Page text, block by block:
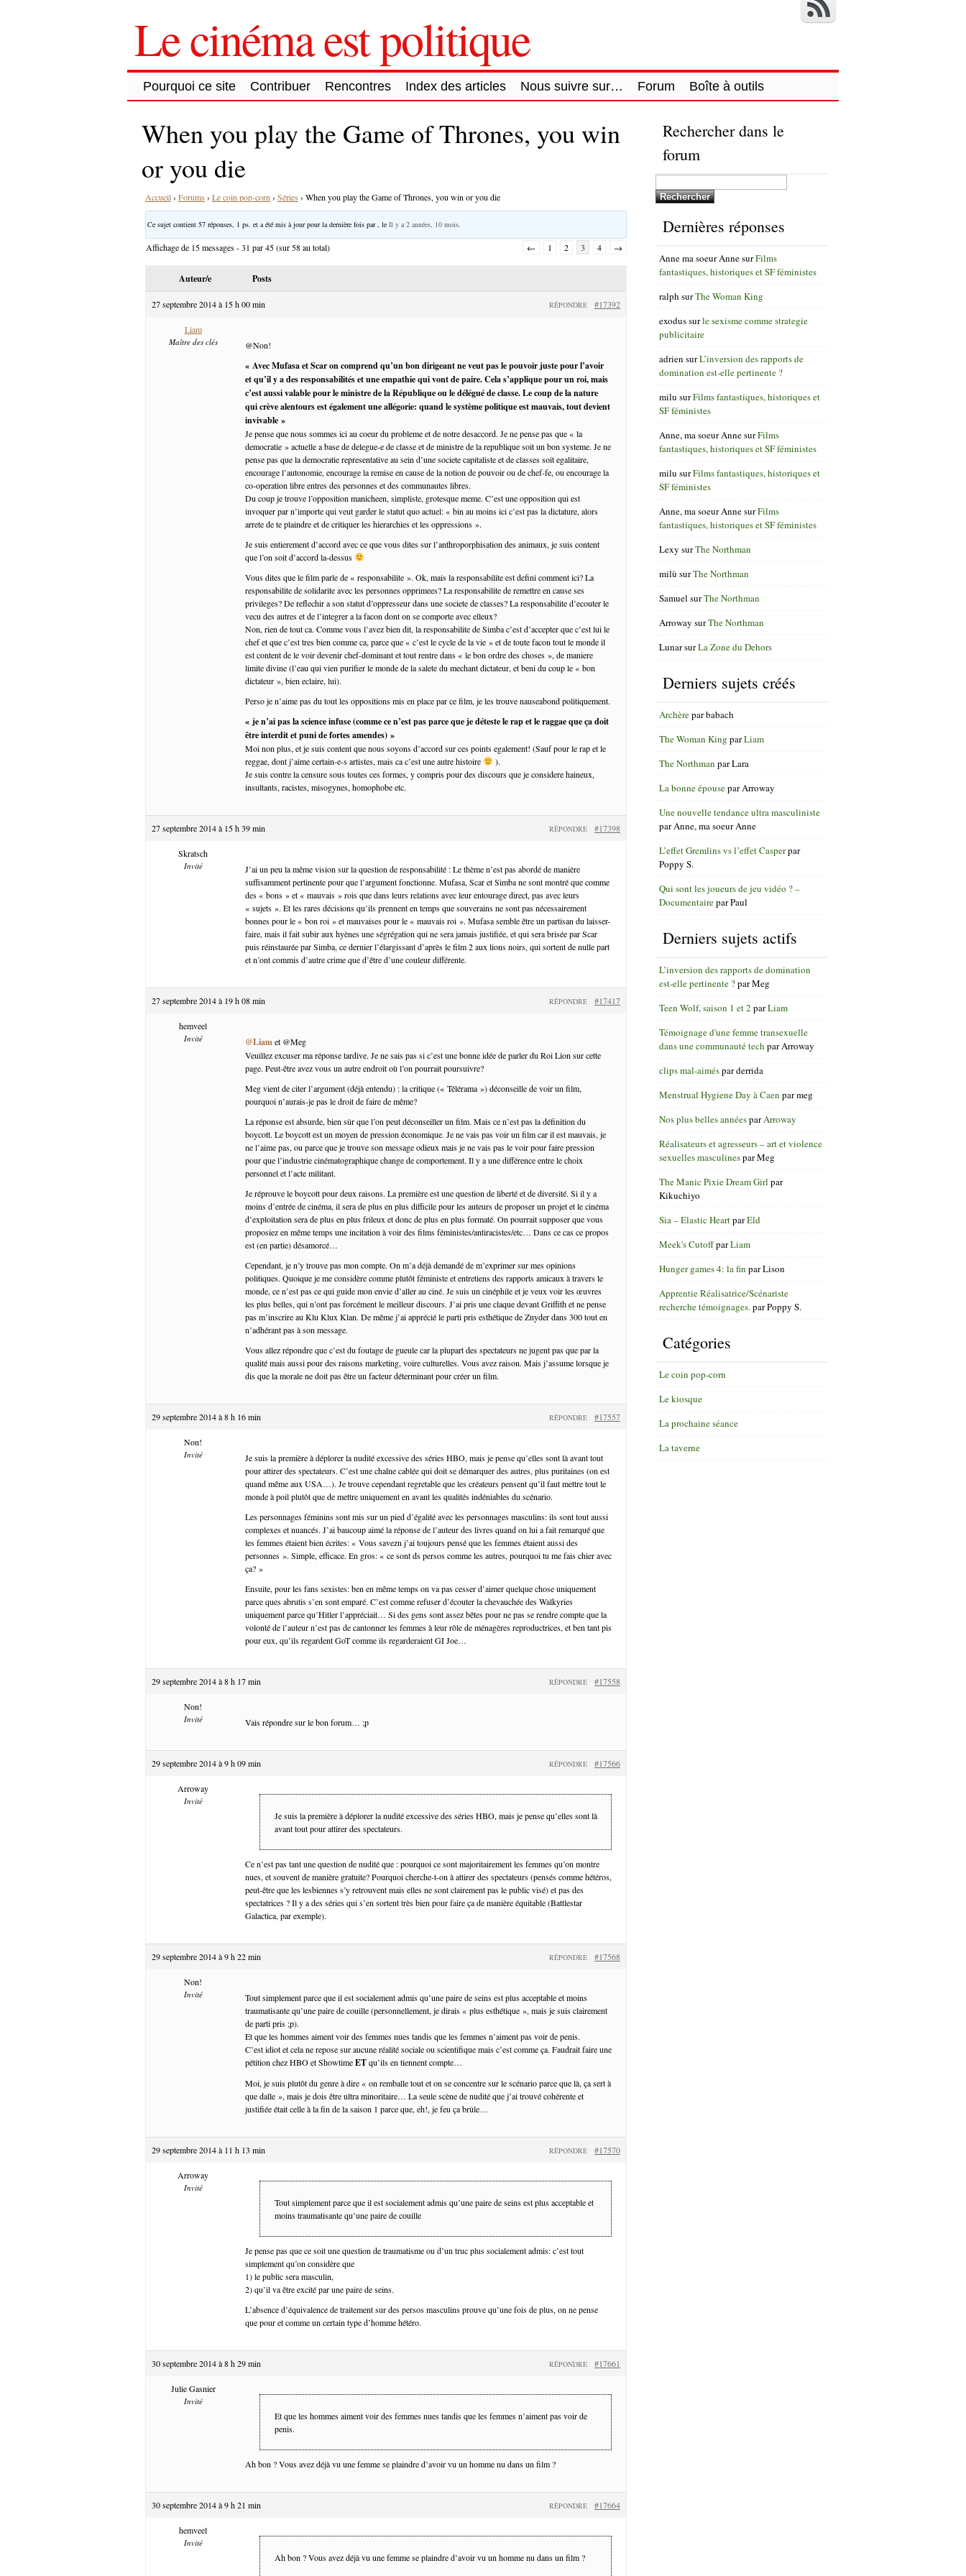
Le cinéma est politique
Pourquoi ce site Contribuer Rencontres Index des articles Nous suivre sur… Forum Boîte à outils
When you play the Game of Thrones, you win
or you die
Accueil› Forums › Le coin pop-corn › Séries › When you play the Game of Thrones, you win or you die
Ce sujet contient 57 réponses, 1 ps. et a été mis à jour pour la dernière fois par , le Il y a 2 années, 10 mois
Affichage de 15 messages - 31 par 45 (sur 58 au total) ← 1 2 3 4 →
Auteur/e Posts
27 septembre 2014 à 15 h 00 min #17392
RÉPONDRE
Liam
Maître des clés @Non!
« Avec Mufasa et Scar on comprend qu’un bon dirigeant ne veut pas le pouvoir juste pour l’avoir
et qu’il y a des responsabilités et une empathie qui vont de paire. Cela s’applique pour un roi, mais
c’est aussi valable pour le ministre de la République ou le délégué de classe. Le coup de la nature
qui crève alentours est également une allégorie: quand le système politique est mauvais, tout devient
invivable »
Je pense que nous sommes ici au coeur du probleme et de notre desaccord. Je ne pense pas que « la
democratie » actuelle a base de delegue-e de classe et de ministre de la republique soit un bon systeme. Je ne
pense pas que la democratie representative au sein d’une societe capitaliste et de classes soit egalitaire,
encourage l’autonomie, encourage la remise en cause de la notion de pouvoir ou de chef-fe, ou encourage la
co-operation libre entres des personnes et des communautes libres.
Du coup je trouve l’opposition manicheen, simpliste, grotesque meme. C’est une opposition qui est
invoquer par n’importe qui veut garder le statut quo actuel: « bin au moins ici c’est pas la dictature, alors
arrete de te plaindre et de critiquer les hierarchies et les oppressions ».
Je suis entierement d’accord avec ce que vous dites sur l’anthroporphisation des animaux, je suis content
que l’on soit d’accord la-dessus
Vous dites que le film parle de « responsabilite ». Ok, mais la responsabilite est defini comment ici? La
responsabilite de solidarite avec les personnes opprimees? La responsabilite de remettre en cause ses
privileges? De reflechir a son statut d’oppresseur dans une societe de classes? La responsabilite d’ecouter le
vecu des autres et de l’integrer a la facon dont on se comporte avec elleux?
Non, rien de tout ca. Comme vous l’avez bien dit, la responsabilite de Simba c’est d’accepter que c’est lui le
chef et que c’est tres bien comme ca, parce que « c’est le cycle de la vie » et de toute facon tout le monde il
est content de le voir devenir chef-dominant et tout rentre dans « le bon ordre des choses », de maniere
limite divine (l’eau qui vien purifier le monde de la salete du mechant dictateur, et beni du coup le « bon
dictateur », bien eclaire, lui).
Perso je n’aime pas du tout les oppositions mis en place par ce film, je les trouve nauseabond politiquement.
« je n’ai pas la science infuse (comme ce n’est pas parce que je déteste le rap et le raggae que ça doit
être interdit et puni de fortes amendes) »
Moi non plus, et je suis content que nous soyons d’accord sur ces points egalement! (Sauf pour le rap et le
reggae, dont j’aime certain-e-s artistes, mais ca c’est une autre histoire
).
Je suis contre la censure sous toutes ces formes, y compris pour des discours que je considere haineux,
insultants, racistes, misogynes, homophobe etc.
27 septembre 2014 à 15 h 39 min #17398
RÉPONDRE
Skratsch
Invité
J’ai un peu la même vision sur la question de responsabilité : Le thème n’est pas abordé de manière
suffisamment pertinente pour que l’argument fonctionne. Mufasa, Scar et Simba ne sont montré que comme
des « bons » et « mauvais » rois que dans leurs relations avec leur entourage direct, pas avec leurs
« sujets ». Et les rares décisions qu’ils prennent en temps que souverains ne sont pas nécessairement
bonnes pour le « bon roi » et mauvaises pour le « mauvais roi ». Mufasa semble être un partisan du laisser-
faire, mais il fait subir aux hyènes une ségrégation qui ne sera jamais justifiée, et qui sera brisée par Scar
puis réinstaurée par Simba, ce dernier l’élargissant d’après le film 2 aux lions noirs, qui sortent de nulle part
et n’ont commis d’autre crime que d’être d’une couleur différente.
27 septembre 2014 à 19 h 08 min #17417
RÉPONDRE
hemveel
Invité @Liamet @Meg
Veuillez excuser ma réponse tardive. Je ne sais pas si c’est une bonne idée de parler du Roi Lion sur cette
page. Peut-être avez vous un autre endroit où l’on pourrait poursuivre?
Meg vient de citer l’argument (déjà entendu) : la critique (« Télérama ») déconseille de voir un film,
pourquoi n’aurais-je pas le droit de faire de même?
La réponse est absurde, bien sûr que l’on peut déconseiller un film. Mais ce n’est pas la définition du
boycott. Le boycott est un moyen de pression économique. Je ne vais pas voir un film car il est mauvais, je
ne l’aime pas, ou parce que je trouve son message odieux mais je ne vais pas le voir pour faire pression
pour que l’industrie cinématographique change de comportement. Il y a une différence entre le choix
personnel et l’acte militant.
Je réprouve le boycott pour deux raisons. La première est une question de liberté et de diversité. Si il y a
moins d’entrée de cinéma, il sera de plus en plus difficile pour les auteurs de proposer un projet et le cinéma
d’exploitation sera de plus en plus frileux et donc de plus en plus formaté. On pourrait supposer que vous
proposiez en même temps une incitation à voir des films féministes/antiracistes/etc… Dans ce cas ce propos
est (en partie) désamorcé…
Cependant, je n’y trouve pas mon compte. On m’a déjà demandé de m’exprimer sur mes opinions
politiques. Quoique je me considère comme plutôt féministe et entretiens des rapports amicaux à travers le
monde, ce n’est pas ce qui guide mon envie d’aller au ciné. Je suis un cinéphile et je veux voir les œuvres
les plus belles, qui n’ont pas forcément le meilleur discours. J’ai pris une claque devant Griffith et ne pense
pas m’inscrire au Klu Klux Klan. De même j’ai apprécié le parti pris esthétique de Znyder dans 300 tout en
n’adhérant pas à son message.
Vous allez répondre que c’est du foutage de gueule car la plupart des spectateurs ne jugent pas que par la
qualité mais aussi pour des raisons marketing, voire culturelles. Vous avez raison. Mais j’assume lorsque je
dis que la morale ne doit pas être un facteur déterminant pour créer un film.
29 septembre 2014 à 8 h 16 min #17557
RÉPONDRE
Non!
Invité
Je suis la première à déplorer la nudité excessive des séries HBO, mais je pense qu’elles sont là avant tout
pour attirer des spectateurs. C’est une chaîne cablée qui doit se démarquer des autres, plus puritaines (on est
quand même aux USA…). Je trouve cependant regretable que les créateurs pensent qu’il faut mettre tout le
monde à poil plutôt que de mettre uniquement en avant les qualités indéniables du scénario.
Les personnages féminins sont mis sur un pied d’égalité avec les personnages masculins: ils sont tout aussi
complexes et nuancés. J’ai baucoup aimé la réponse de l’auteur des livres quand on lui a fait remarqué que
les femmes étaient bien écrites: « Vous savezn j’ai toujours pensé que les femmes étaient aussi des
personnes ». Simple, efficace. En gros: « ce sont ds persos comme les autres, pourquoi tu me fais chier avec
ça? »
Ensuite, pour les fans sexistes: ben en même temps on va pas cesser d’aimer quelque chose uniquement
parce ques abrutis s’en sont emparé. C’est comme refuser d’écouter la chevauchée des Walkyries
uniquement parce qu’Hitler l’appréciait… Si des gens sont assez bêtes pour ne pas se rendre compte que la
volonté de l’auteur n’est pas de cantonner les femmes à leur rôle de ménagères reproductrices, et ben tant pis
pour eux, qu’ils regardent GoT comme ils regarderaient GI Joe…
29 septembre 2014 à 8 h 17 min #17558
RÉPONDRE
Non!
Invité Vais répondre sur le bon forum… ;p
29 septembre 2014 à 9 h 09 min #17566
RÉPONDRE
Arroway
Invité
Je suis la première à déplorer la nudité excessive des séries HBO, mais je pense qu’elles sont là
avant tout pour attirer des spectateurs.
Ce n’est pas tant une question de nudité que : pourquoi ce sont majoritairement les femmes qu’on montre
nues, et souvent de manière gratuite? Pourquoi cherche-t-on à attirer des spectateurs (pensés comme hétéros,
peut-être que les lesbiennes s’y retrouvent mais elles ne sont clairement pas le public visé) et pas des
spectatrices ? Il y a des séries qui s’en sortent très bien pour faire ça de manière équitable (Battlestar
Galactica, par exemple).
29 septembre 2014 à 9 h 22 min #17568
RÉPONDRE
Non!
Invité
Tout simplement parce que il est socialement admis qu’une paire de seins est plus acceptable et moins
traumatisante qu’une paire de couille (personnellement, je dirais « plus esthétique », mais je suis clairement
de parti pris ;p).
Et que les hommes aiment voir des femmes nues tandis que les femmes n’aiment pas voir de penis.
C’est idiot et cela ne repose sur aucune réalité sociale ou scientifique mais c’est comme ça. Faudrait faire une
pétition chez HBO et ShowtimeETqu’ils en tiennent compte…
Moi, je suis plutôt du genre à dire « on remballe tout et on se concentre sur le scénario parce que là, ça sert à
que dalle », mais je dois être ultra minoritaire… La seule scène de nudité que j’ai trouvé cohérente et
justifiée était celle à la fin de la saison 1 parce que, eh!, je feu ça brûle…
29 septembre 2014 à 11 h 13 min #17570
RÉPONDRE
Arroway
Invité
Tout simplement parce que il est socialement admis qu’une paire de seins est plus acceptable et
moins traumatisante qu’une paire de couille
Je pense pas que ce soit une question de traumatisme ou d’un truc plus socialement admis: c’est tout
simplement qu’on considère que
1) le public sera masculin,
2) qu’il va être excité par une paire de seins.
L’absence d’équivalence de traitement sur des persos masculins prouve qu’une fois de plus, on ne pense
que pour et comme un certain type d’homme hétéro.
30 septembre 2014 à 8 h 29 min #17661
RÉPONDRE
Julie Gasnier
Invité
Et que les hommes aiment voir des femmes nues tandis que les femmes n’aiment pas voir de
penis.
Ah bon ? Vous avez déjà vu une femme se plaindre d’avoir vu un homme nu dans un film ?
30 septembre 2014 à 9 h 21 min #17664
RÉPONDRE
hemveel
Invité
Ah bon ? Vous avez déjà vu une femme se plaindre d’avoir vu un homme nu dans un film ?
Rechercher dans le
forum
Dernières réponses
Anne ma soeur AnnesurFilms
fantastiques, historiques et SF féministes
ralph surThe Woman King
exodussurle sexisme comme strategie
publicitaire
adrien surL’inversion des rapports de
domination est-elle pertinente ?
milu surFilms fantastiques, historiques et
SF féministes
Anne, ma soeur AnnesurFilms
fantastiques, historiques et SF féministes
milu surFilms fantastiques, historiques et
SF féministes
Anne, ma soeur AnnesurFilms
fantastiques, historiques et SF féministes
Lexy surThe Northman
milù surThe Northman
Samuel surThe Northman
Arroway surThe Northman
LunarsurLa Zone du Dehors
Derniers sujets créés
Archèreparbabach
The Woman King parLiam
The Northman parLara
La bonne épouseparArroway
Une nouvelle tendance ultra masculiniste
parAnne, ma soeur Anne
L’effet Gremlins vs l’effet Casperpar
Poppy S.
Qui sont les joueurs de jeu vidéo ? –
DocumentaireparPaul
Derniers sujets actifs
L’inversion des rapports de domination
est-elle pertinente ?parMeg
Teen Wolf, saison 1 et 2 parLiam
Témoignage d'une femme transexuelle
dans une communauté tech parArroway
clips mal-aimésparderrida
Menstrual Hygiene Day à Caen parmeg
Nos plus belles annéesparArroway
Réalisateurs et agresseurs – art et violence
sexuelles masculinesparMeg
The Manic Pixie Dream Girl par
Kikuchiyo
Sia – Elastic HeartparEld
Meek's CutoffparLiam
Hunger games 4: la fin parLison
Apprentie Réalisatrice/Scénariste
recherche témoignages. parPoppy S.
Catégories
Le coin pop-corn
Le kiosque
La prochaine séance
La taverne